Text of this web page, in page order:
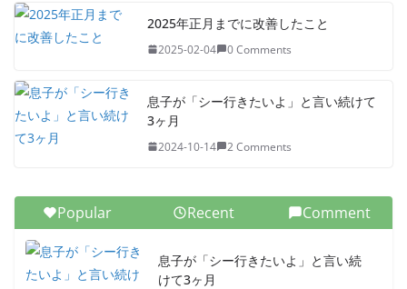
2025年正月までに改善したこと
2025-02-04 0 Comments
息子が「シー行きたいよ」と言い続けて
3ヶ月
2024-10-14 2 Comments
Popular Recent Comment
息子が「シー行きたいよ」と言い続
けて3ヶ月